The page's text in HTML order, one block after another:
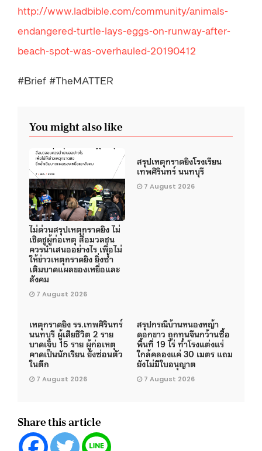
http://www.ladbible.com/community/animals-
endangered-turtle-lays-eggs-on-runway-after-
beach-spot-was-overhauled-20190412
#Brief #TheMATTER
You might also like
ไม่ด่วนสรุปเหตุกราดยิง ไม่
เชิดชูผู้ก่อเหตุ สื่อมวลชน
ควรนำเสนออย่างไร เพื่อไม่
ให้ข่าวเหตุกราดยิง ยิ่งซ้ำ
เติมบาดแผลของเหยื่อและ
สังคม
7 August 2026
สรุปเหตุกราดยิงโรงเรียน
เทพศิรินทร์ นนทบุรี
7 August 2026
เหตุกราดยิง รร.เทพศิรินทร์
นนทบุรี ผู้เสียชีวิต 2 ราย
บาดเจ็บ 15 ราย ผู้ก่อเหตุ
คาดเป็นนักเรียน ยังซ่อนตัว
ในตึก
7 August 2026
สรุปกรณีบ้านหนองหญ้า
ดอกขาว ถูกทุนจีนกว้านซื้อ
พื้นที่ 19 ไร่ ทำโรงแต่งแร่
ใกล้คลองแค่ 30 เมตร แถม
ยังไม่มีใบอนุญาต
7 August 2026
Share this article